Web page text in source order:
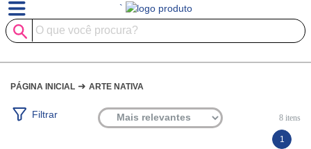
`
PÁGINA INICIAL ➜ ARTE NATIVA
Filtrar 8itens
1